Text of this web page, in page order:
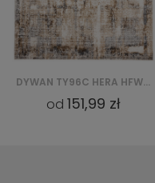
DYWAN TY96C HERA HFW - BIAŁY
od151,99 zł